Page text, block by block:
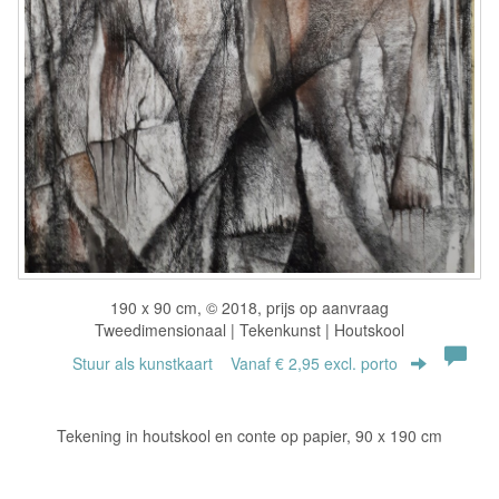
190 x 90 cm, © 2018, prijs op aanvraag
Tweedimensionaal | Tekenkunst | Houtskool
Stuur als kunstkaart Vanaf € 2,95 excl. porto
Tekening in houtskool en conte op papier, 90 x 190 cm